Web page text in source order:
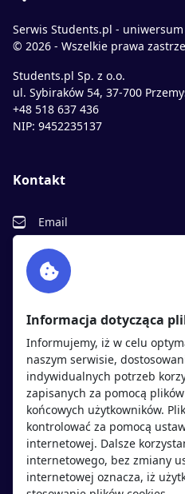
Serwis Students.pl -
© 2026 - Wszelkie prawa
Students.pl Sp. z o.o.
ul. Sybiraków 54, 37-700
+48 518 637 436
NIP: 9452235137
Kontakt
Email
Facebook
Twitter
Kandydaci
Regulamin kandydata
Oferty pracy
Pracodawcy
Informacja dotycząca
Informujemy, iż w celu
naszym serwisie,
indywidualnych potrzeb
zapisanych za pomocą
końcowych użytkowników.
kontrolować za pomocą
internetowej. Dalsze
internetowego, bez zmiany
internetowej oznacza, iż